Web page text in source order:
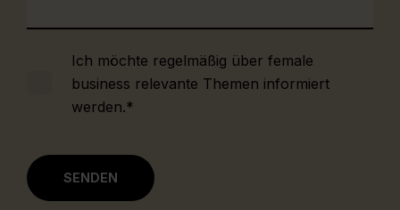
Ich möchte regelmäßig über female
business relevante Themen informiert
werden.*